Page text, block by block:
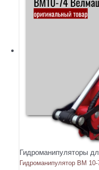
Гидроманипуляторы
Гидроманипулятор ВМ